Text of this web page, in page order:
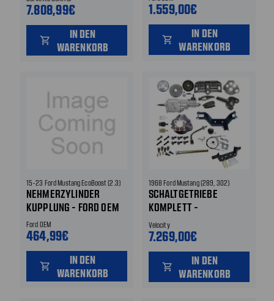
3- ODER 4-GANG
GETRIEBE ZUM 5-GANG
7.808,99€
shopping_cart
IN DEN
WARENKORB
1.559,00€
shopping_cart
IN DEN
WARENKORB
15-23 Ford Mustang EcoBoost (2.3)
NEHMERZYLINDER
KUPPLUNG - FORD OEM
Ford OEM
464,99€
shopping_cart
IN DEN
WARENKORB
1968 Ford Mustang (289, 302)
SCHALTGETRIEBE
KOMPLETT -
UMRÜSTUNG -
AMERICAN POWERTRAIN
COBRA SPEC T-5
Velocity
7.269,00€
shopping_cart
IN DEN
WARENKORB